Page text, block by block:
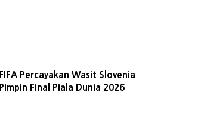
FIFA Percayakan Wasit Slovenia
Pimpin Final Piala Dunia 2026